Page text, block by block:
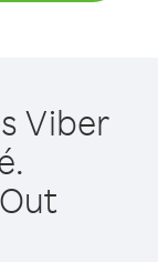
Viber